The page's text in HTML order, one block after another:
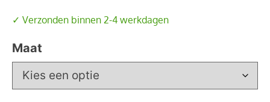
✓ Verzonden binnen 2-4 werkdagen
Maat